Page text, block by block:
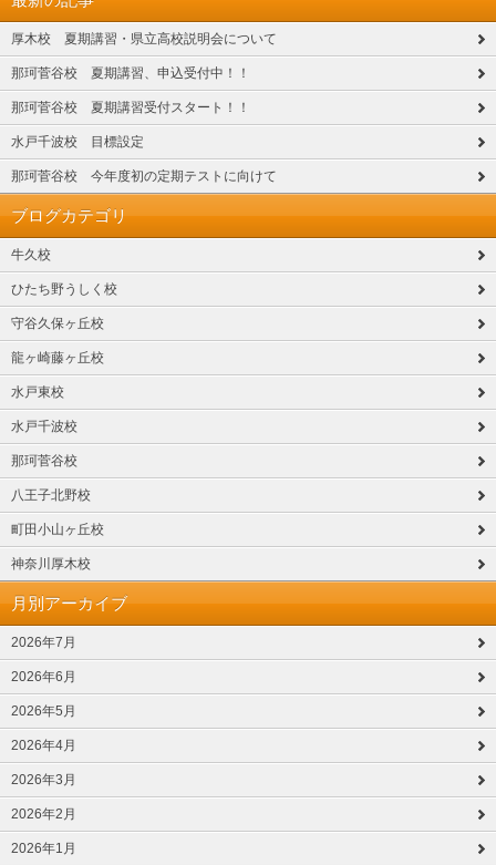
厚木校 夏期講習・県立高校説明会について
那珂菅谷校 夏期講習、申込受付中！！
那珂菅谷校 夏期講習受付スタート！！
水戸千波校 目標設定
那珂菅谷校 今年度初の定期テストに向けて
ブログカテゴリ
牛久校
ひたち野うしく校
守谷久保ヶ丘校
龍ヶ崎藤ヶ丘校
水戸東校
水戸千波校
那珂菅谷校
八王子北野校
町田小山ヶ丘校
神奈川厚木校
月別アーカイブ
2026年7月
2026年6月
2026年5月
2026年4月
2026年3月
2026年2月
2026年1月